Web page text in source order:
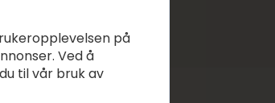
på
Ved å
til vår bruk av